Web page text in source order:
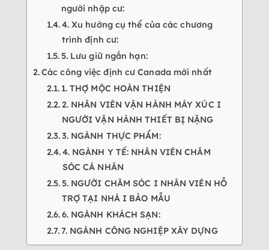
người nhập cư:
4. Xu hướng cụ thể của các chương
trình định cư:
5. Lưu giữ ngắn hạn:
Các công việc định cư Canada mới nhất
1. THỢ MỘC HOÀN THIỆN
2. NHÂN VIÊN VẬN HÀNH MÁY XÚC I
NGƯỜI VẬN HÀNH THIẾT BỊ NẶNG
3. NGÀNH THỰC PHẨM:
4. NGÀNH Y TẾ: NHÂN VIÊN CHĂM
SÓC CÁ NHÂN
5. NGƯỜI CHĂM SÓC I NHÂN VIÊN HỖ
TRỢ TẠI NHÀ I BẢO MẪU
6. NGÀNH KHÁCH SẠN:
7. NGÀNH CÔNG NGHIỆP XÂY DỰNG